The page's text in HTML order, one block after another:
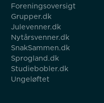
Foreningsoversigt
Grupper.dk
Julevenner.dk
Nytårsvenner.dk
SnakSammen.dk
Sprogland.dk
Studiebobler.dk
Ungeløftet